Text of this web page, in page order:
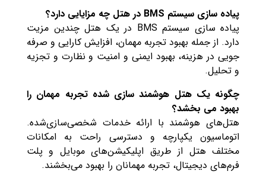
پیاده سازی سیستم BMS در هتل چه مزایایی دارد؟
پیاده سازی سیستم BMS در یک هتل چندین مزیت
دارد. از جمله بهبود تجربه مهمان، افزایش کارایی و صرفه
جویی در هزینه، بهبود ایمنی و امنیت و نظارت و تجزیه
و تحلیل.
چگونه یک هتل هوشمند سازی شده تجربه مهمان را
بهبود می بخشد؟
هتل‌های هوشمند با ارائه خدمات شخصی‌سازی‌شده.
اتوماسیون یکپارچه و دسترسی راحت به امکانات
مختلف هتل از طریق اپلیکیشن‌های موبایل و پلت‌
فرم‌های دیجیتال، تجربه مهمانان را بهبود می‌بخشند.